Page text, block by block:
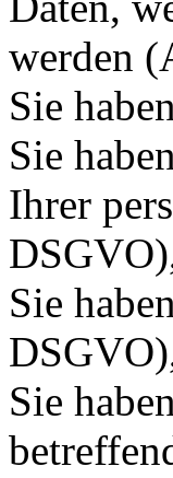
werden
Sie
Sie
Ihrer
Sie
Sie